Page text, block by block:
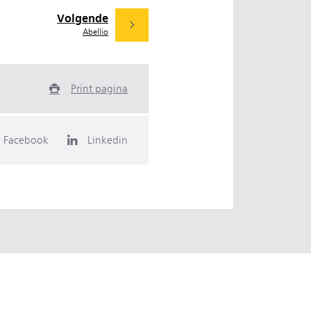
Volgende
Abellio
Print pagina
Facebook Linkedin